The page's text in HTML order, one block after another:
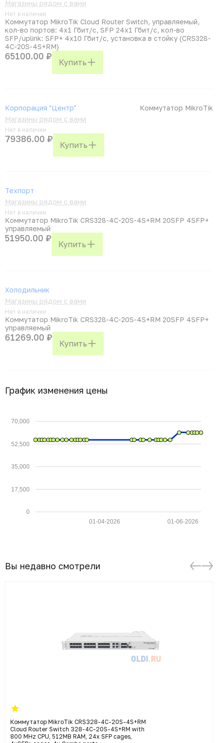
Магазины рядом с вами
Нет в наличии
Коммутатор MikroTik Cloud Router Switch, управляемый,
кол-во портов: 4x1 Гбит/с, SFP 24x1 Гбит/с, кол-во
SFP/uplink: SFP+ 4x10 Гбит/с, установка в стойку (CRS328-
4C-20S-4S+RM)
65100.00 ₽
Купить
Корпорация "Центр"
Магазины рядом с вами
Нет в наличии
Коммутатор MikroTik
79386.00 ₽
Купить
Техпорт
Магазины рядом с вами
Нет в наличии
Коммутатор MikroTik CRS328-4C-20S-4S+RM 20SFP 4SFP+
управляемый
51950.00 ₽
Купить
Холодильник
Магазины рядом с вами
Нет в наличии
Коммутатор MikroTik CRS328-4C-20S-4S+RM 20SFP 4SFP+
управляемый
61269.00 ₽
Купить
График изменения цены
0
17,500
35,000
52,500
70,000
01-06-2026
01-04-2026
Вы недавно смотрели
Коммутатор MikroTik CRS328-4C-20S-4S+RM
Cloud Router Switch 328-4C-20S-4S+RM with
800 MHz CPU, 512MB RAM, 24x SFP cages,